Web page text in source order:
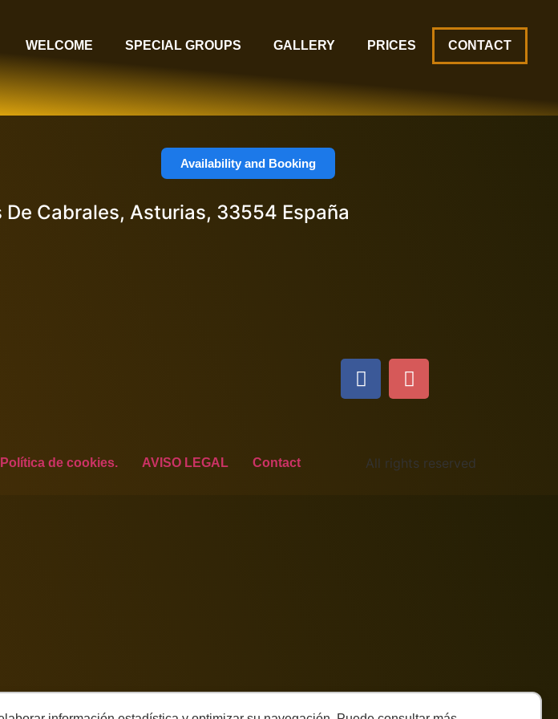
WELCOME SPECIAL GROUPS GALLERY PRICES CONTACT
Availability and Booking
Cabrales, Asturias, 33554 España
Política de cookies. AVISO LEGAL Contact All rights reserved